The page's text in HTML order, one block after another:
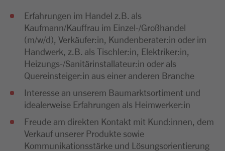
Erfahrungen im Handel z.B. als
Kaufmann/Kauffrau im Einzel-/Großhandel
(m/w/d), Verkäufer:in, Kundenberater:in oder im
Handwerk, z.B. als Tischler:in, Elektriker:in,
Heizungs-/Sanitärinstallateur:in oder als
Quereinsteiger:in aus einer anderen Branche
Interesse an unserem Baumarktsortiment und
idealerweise Erfahrungen als Heimwerker:in
Freude am direkten Kontakt mit Kund:innen, dem
Verkauf unserer Produkte sowie
Kommunikationsstärke und Lösungsorientierung